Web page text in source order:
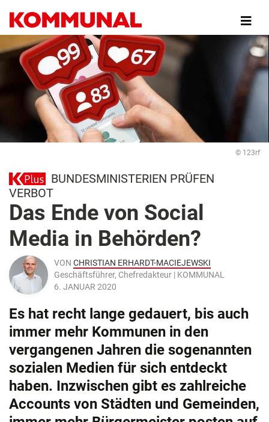
zum
Inhalt
© 123rf
BUNDESMINISTERIEN PRÜFEN
VERBOT
Das Ende von Social
Media in Behörden?
VON CHRISTIAN ERHARDT-MACIEJEWSKI
Geschäftsführer, Chefredakteur | KOMMUNAL
6. JANUAR 2020
Es hat recht lange gedauert, bis auch
immer mehr Kommunen in den
vergangenen Jahren die sogenannten
sozialen Medien für sich entdeckt
haben. Inzwischen gibt es zahlreiche
Accounts von Städten und Gemeinden,